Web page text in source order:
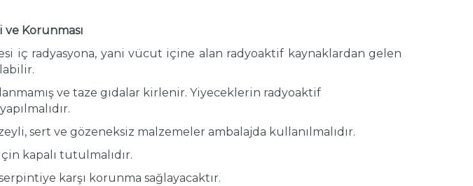
Korunması
iç radyasyona, yani vücut içine alan radyoaktif kaynaklardan gelen
ve taze gıdalar kirlenir. Yiyeceklerin radyoaktif
sert ve gözeneksiz malzemeler ambalajda kullanılmalıdır.
kapalı tutulmalıdır.
karşı korunma sağlayacaktır.